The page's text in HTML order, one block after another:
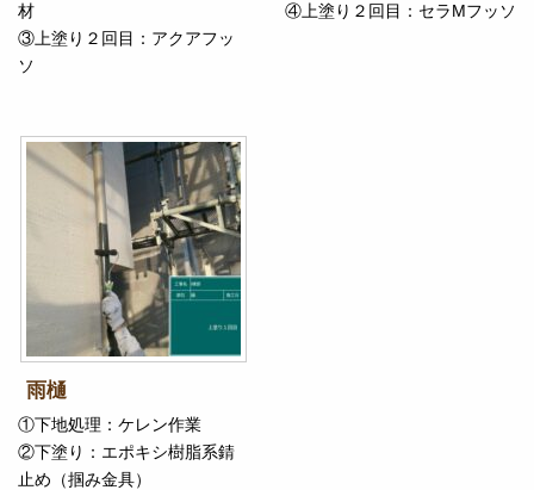
材
③上塗り２回目：アクアフッ
ソ
④上塗り２回目：セラMフッソ
雨樋
①下地処理：ケレン作業
②下塗り：エポキシ樹脂系錆
止め（掴み金具）